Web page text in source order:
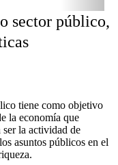
sector público,
tiene como objetivo
la economía que
la actividad de
asuntos públicos en el